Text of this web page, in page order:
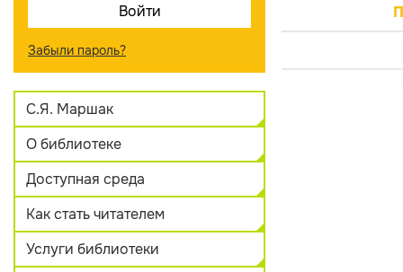
Забыли пароль?
С.Я. Маршак
О библиотеке
Доступная среда
Как стать читателем
Услуги библиотеки